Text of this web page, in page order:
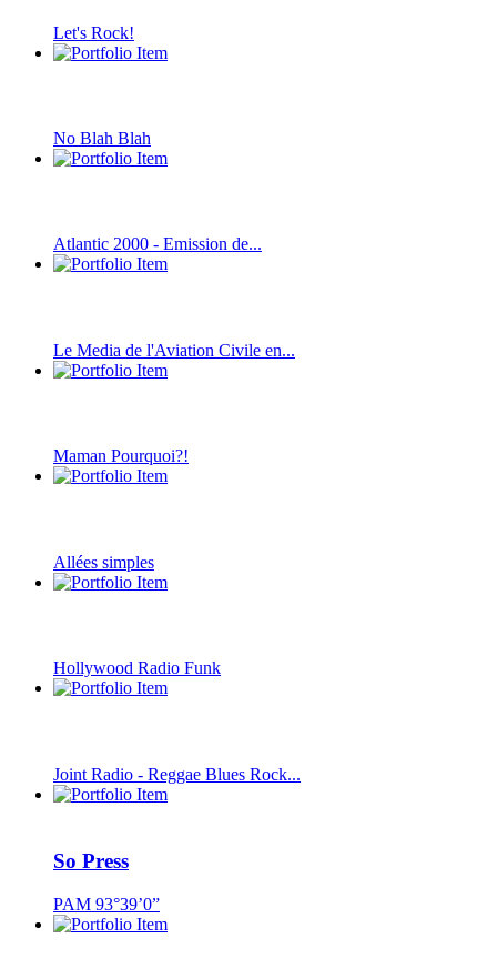
Let's Rock!
No Blah Blah
Atlantic 2000 - Emission de...
Le Media de l'Aviation Civile en...
Maman Pourquoi?!
Allées simples
Hollywood Radio Funk
Joint Radio - Reggae Blues Rock...
So Press
PAM 93°39’0”